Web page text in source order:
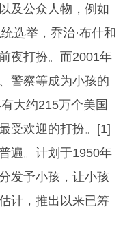
及公众人物，例如
选举，乔治·布什和
夜打扮。而2001年
警察等成为小孩的
大约215万个美国
受欢迎的打扮。[1]
遍。计划于1950年
发予小孩，让小孩
计，推出以来已筹